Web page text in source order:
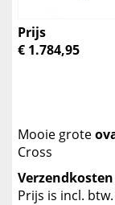
Prijs
€ 1.784,95
Mooie grote
Cross
Verzendkosten
Prijs is incl.